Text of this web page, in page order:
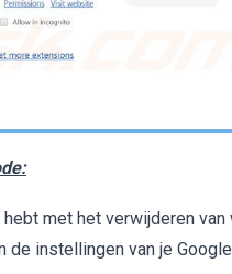
met het verwijderen
de instellingen van je